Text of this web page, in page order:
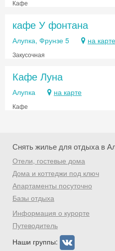
Кафе
кафе У фонтана
Алупка, Фрунзе 5 на карте
Закусочная
Кафе Луна
Алупка на карте
Кафе
Снять жилье для отдыха в
Отели, гостевые дома
Дома и коттеджи под ключ
Апартаменты посуточно
Базы отдыха
Информация о курорте
Путеводитель
Наши группы:
Хочешь дешевле?
промокод на